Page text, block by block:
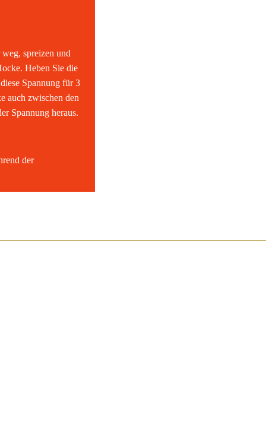
spreizen und
Heben Sie die
Spannung für 3
auch zwischen den
Spannung heraus.
der